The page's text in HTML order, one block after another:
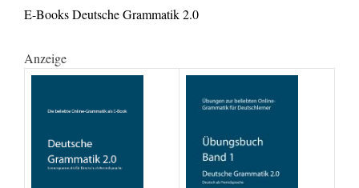
E-Books Deutsche Grammatik 2.0
Anzeige